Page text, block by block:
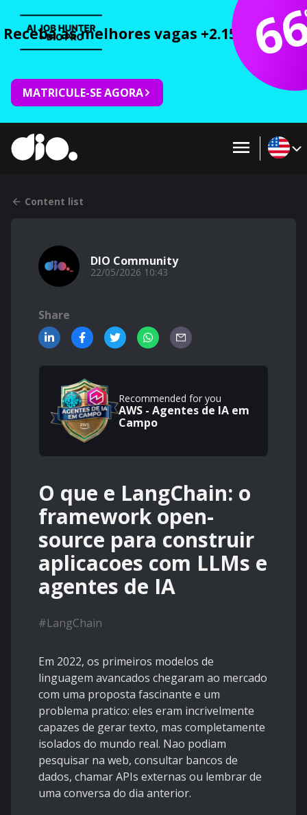
Receba as melhores vagas +2.150 cursos
MATRICULE-SE AGORA
Content list
DIO Community
22/05/2026 10:43
Share
Recommended for you
AWS - Agentes de IA em
Campo
O que e LangChain: o
framework open-
source para construir
aplicacoes com LLMs e
agentes de IA
#LangChain
Em 2022, os primeiros modelos de
linguagem avancados chegaram ao mercado
com uma proposta fascinante e um
problema pratico: eles eram incrivelmente
capazes de gerar texto, mas completamente
isolados do mundo real. Nao podiam
pesquisar na web, consultar bancos de
dados, chamar APIs externas ou lembrar de
uma conversa do dia anterior.